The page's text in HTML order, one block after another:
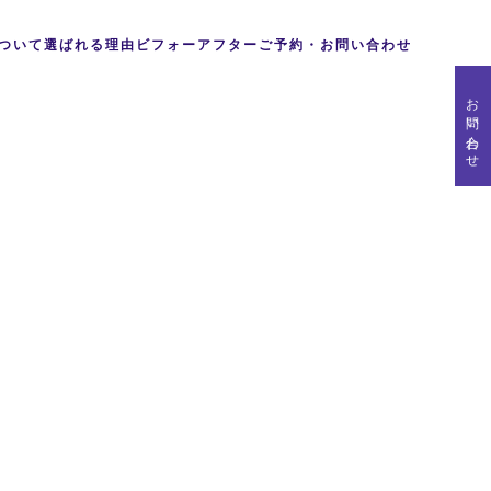
いて選ばれる理由 ビフォーアフター ご予約・お問い合わせ
お問い合わせ